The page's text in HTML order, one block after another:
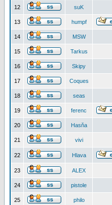
12 suK
13 humpf
14 MSW
15 Tarkus
16 Skipy
17 Coques
18 seas
19 ferenc
20 Hasňa
21 vivi
22 Hlava
23 ALEX
24 pistole
25 philo